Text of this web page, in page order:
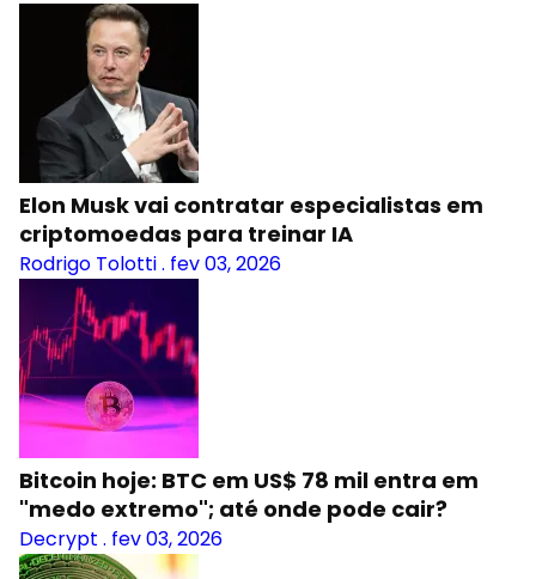
Elon Musk vai contratar especialistas em
criptomoedas para treinar IA
Rodrigo Tolotti. fev 03, 2026
Bitcoin hoje: BTC em US$ 78 mil entra em
"medo extremo"; até onde pode cair?
Decrypt . fev 03, 2026